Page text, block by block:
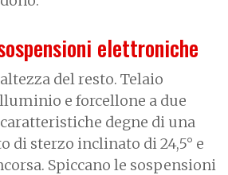
elettroniche
del resto. Telaio
e forcellone a due
degne di una
di sterzo inclinato di 24,5° e
Spiccano le sospensioni